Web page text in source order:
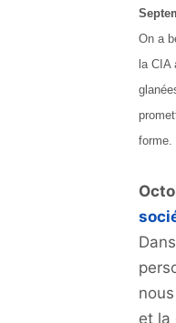
On a
la CIA
forme.
et la